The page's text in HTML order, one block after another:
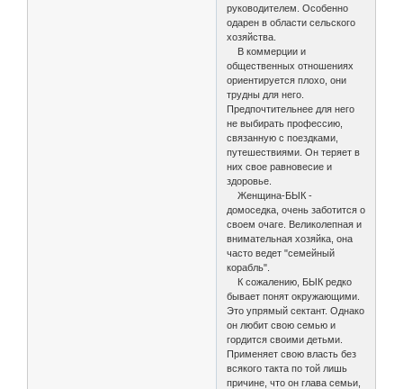
руководителем. Особенно
одарен в области сельского
хозяйства.
В коммерции и
общественных отношениях
ориентируется плохо, они
трудны для него.
Предпочтительнее для него
не выбирать профессию,
связанную с поездками,
путешествиями. Он теряет в
них свое равновесие и
здоровье.
Женщина-БЫК -
домоседка, очень заботится о
своем очаге. Великолепная и
внимательная хозяйка, она
часто ведет "семейный
корабль".
К сожалению, БЫК редко
бывает понят окружающими.
Это упрямый сектант. Однако
он любит свою семью и
гордится своими детьми.
Применяет свою власть без
всякого такта по той лишь
причине, что он глава семьи,